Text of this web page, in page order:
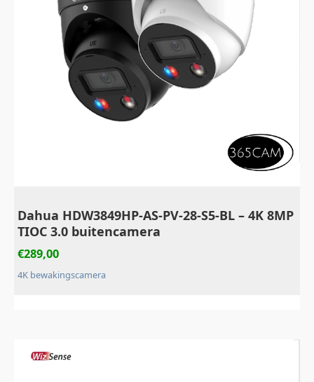
Dahua HDW3849HP‑AS‑PV‑28‑S5‑BL – 4K 8MP
TIOC 3.0 buitencamera
€289,00
4K bewakingscamera